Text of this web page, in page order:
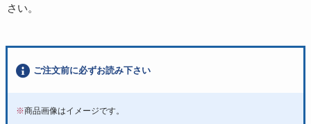
さい。
ご注文前に必ずお読み下さい
※商品画像はイメージです。